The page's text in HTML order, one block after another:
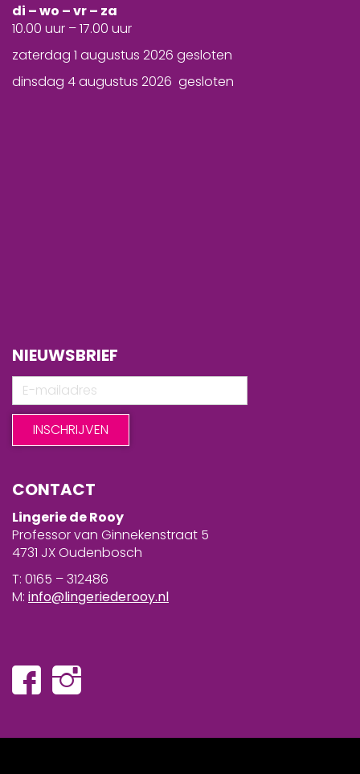
di – wo – vr – za
10.00 uur – 17.00 uur
zaterdag 1 augustus 2026 gesloten
dinsdag 4 augustus 2026 gesloten
NIEUWSBRIEF
CONTACT
Lingerie de Rooy
Professor van Ginnekenstraat 5
4731 JX Oudenbosch
T: 0165 – 312486
M: info@lingeriederooy.nl